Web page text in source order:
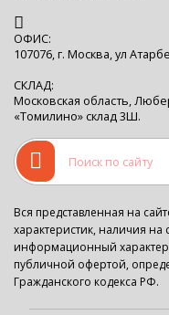
ОФИС:
107076, г. Москва, ул
СКЛАД:
Московская область,
«Томилино» склад 3Ш.
Вся представленная на
характеристик, наличия на
информационный характер
публичной офертой,
Гражданского кодекса РФ.